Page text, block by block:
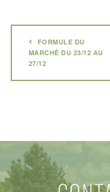
FORMULE DU
MARCHÉ DU 23/12 AU
27/12